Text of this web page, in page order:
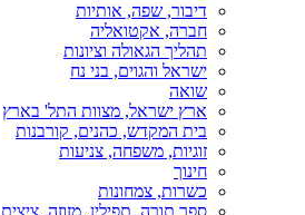
דיבור, שפה, אותיות
חברה, אקטואליה
תהליך הגאולה וציונות
ישראל והגוים, בני נח
שואה
ארץ ישראל, מצוות התל' בארץ
בית המקדש, כהנים, קורבנות
זוגיות, משפחה, צניעות
חינוך
כשרות, צמחונות